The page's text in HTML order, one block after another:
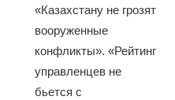
«Казахстану не грозят
вооруженные
конфликты». «Рейтинг
управленцев не
бьется с